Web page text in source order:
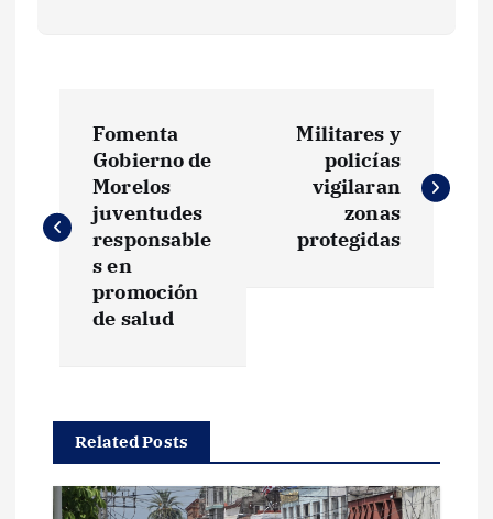
v
c
Fomenta
Gobierno de
Morelos
juventudes
responsable
s en
promoción
de salud
Militares y
policías
vigilaran
zonas
protegidas
Related Posts